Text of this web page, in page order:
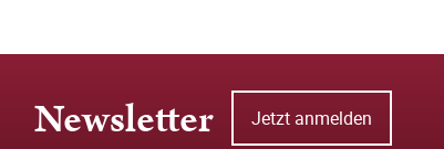
Newsletter Jetzt anmelden